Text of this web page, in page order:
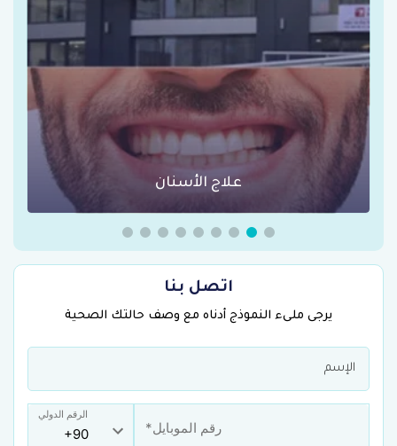
علاج الأسنان
اتصل بنا
يرجى ملىء النموذج أدناه مع وصف حالتك الصحية
الرقم الدولي